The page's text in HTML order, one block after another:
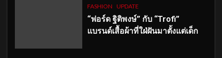
FASHION UPDATE
“ฟอร์ด ฐิติพงษ์” กับ “Trofi”
แบรนด์เสื้อผ้าที่ใฝ่ฝันมาตั้งแต่เด็ก